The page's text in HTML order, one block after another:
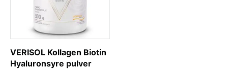
VERISOL Kollagen Biotin
Hyaluronsyre pulver